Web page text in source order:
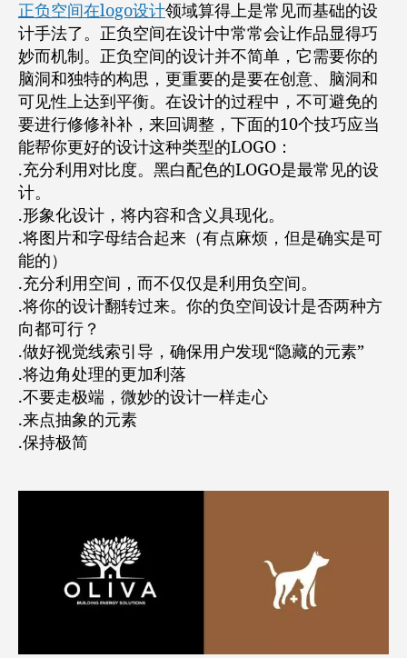
正负空间在logo设计领域算得上是常见而基础的设
计手法了。正负空间在设计中常常会让作品显得巧
妙而机制。正负空间的设计并不简单，它需要你的
脑洞和独特的构思，更重要的是要在创意、脑洞和
可见性上达到平衡。在设计的过程中，不可避免的
要进行修修补补，来回调整，下面的10个技巧应当
能帮你更好的设计这种类型的LOGO：
.充分利用对比度。黑白配色的LOGO是最常见的设
计。
.形象化设计，将内容和含义具现化。
.将图片和字母结合起来（有点麻烦，但是确实是可
能的）
.充分利用空间，而不仅仅是利用负空间。
.将你的设计翻转过来。你的负空间设计是否两种方
向都可行？
.做好视觉线索引导，确保用户发现“隐藏的元素”
.将边角处理的更加利落
.不要走极端，微妙的设计一样走心
.来点抽象的元素
.保持极简